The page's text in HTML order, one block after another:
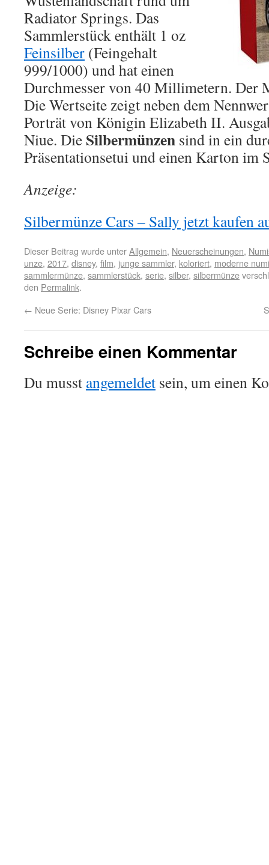
Radiator Springs. Das
Sammlerstück enthält 1 oz
Feinsilber (Feingehalt
999/1000) und hat einen
Durchmesser von 40 Millimetern. Der
Die Wertseite zeigt neben dem
Porträt von Königin Elizabeth II.
Niue. Die Silbermünzen sind in ein
Präsentationsetui und einen Karton im
Anzeige:
Silbermünze Cars – Sally jetzt kaufen
Dieser Beitrag wurde unterAllgemein, Neuerscheinungen,
unze, 2017, disney, film, junge sammler, koloriert, moderne
sammlermünze, sammlerstück, serie, silber, silbermünze
den Permalink.
← Neue Serie: Disney Pixar Cars
Schreibe einen Kommentar
Du musst angemeldet sein, um einen